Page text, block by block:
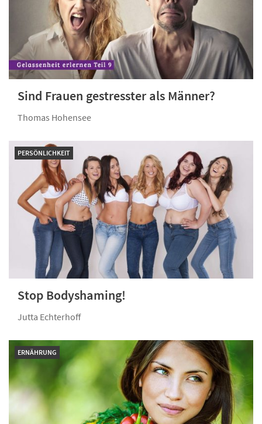
Sind Frauen gestresster als Männer?
Thomas Hohensee
PERSÖNLICHKEIT
Stop Bodyshaming!
Jutta Echterhoff
ERNÄHRUNG